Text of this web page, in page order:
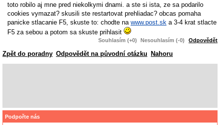
toto robilo aj mne pred niekolkymi dnami. a ste si ista, ze sa podarilo
cookies vymazat? skusili ste restartovat prehliadac? obcas pomaha
panicke stlacanie F5, skuste to: chodte na www.post.sk a 3-4 krat stlacte
F5 za sebou a potom sa skuste prihlasit
Souhlasím (+0) Nesouhlasím (-0) Odpovědět
Zpět do poradny Odpovědět na původní otázku Nahoru
Podpořte nás